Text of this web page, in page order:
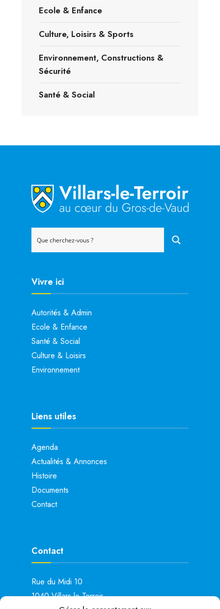
Ecole & Enfance
Culture, Loisirs & Sports
Environnement, Constructions &
Sécurité
Santé & Social
Vivre ici
Autorités & Admin
Ecole & Enfance
Santé & Social
Culture & Loisirs
Environnement
Liens utiles
Agenda
Actualités & Annonces
Histoire
Documents
Contact
Contact
Rue du Midi 10
1040 Villars-le-Terroir